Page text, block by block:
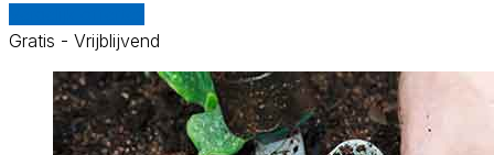
Gratis - Vrijblijvend